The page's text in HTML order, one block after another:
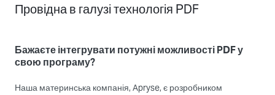
Провідна в галузі технологія PDF
Бажаєте інтегрувати потужні можливості PDF у
свою програму?
Наша материнська компанія, Apryse, є розробником